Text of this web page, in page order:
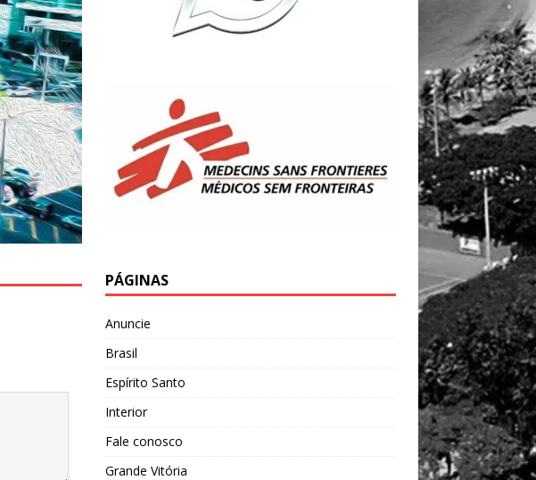
PÁGINAS
Anuncie
Brasil
Espírito Santo
Interior
Fale conosco
Grande Vitória